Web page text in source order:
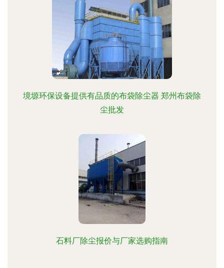
境塬环保设备提供有品质的布袋除尘器 郑州布袋除
尘批发
石料厂除尘报价与厂家选购指南